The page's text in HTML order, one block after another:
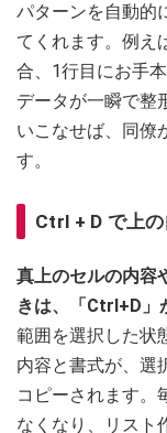
パターンを自動的
てくれます。例え
合、1行目にお手
データが一瞬で整
いこなせば、同僚
す。
Ctrl + D で上
真上のセルの内容
きは、「Ctrl+D」
範囲を選択した状
内容と書式が、選
コピーされます。
なくなり、リスト